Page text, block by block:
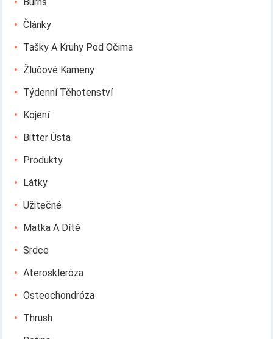
Články
Tašky A Kruhy Pod Očima
Žlučové Kameny
Týdenní Těhotenství
Kojení
Bitter Ústa
Produkty
Látky
Užitečné
Matka A Dítě
Srdce
Ateroskleróza
Osteochondróza
Thrush